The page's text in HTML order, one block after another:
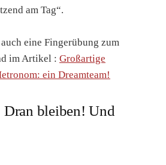
am Tag“.
eine Fingerübung zum
im Artikel : Großartige
ein Dreamteam!
Dran bleiben! Und